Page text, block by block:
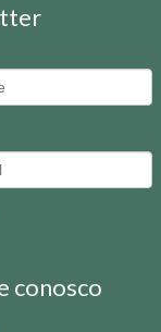
conosco